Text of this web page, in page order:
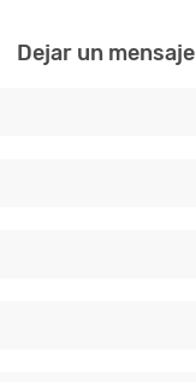
Dejar un mensaje